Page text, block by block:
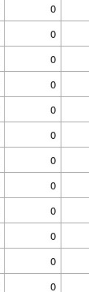
0
0
0
0
0
0
0
0
0
0
0
0